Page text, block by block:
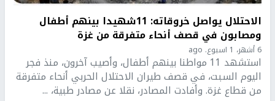
الاحتلال يواصل خروقاته: 11شهيدا بينهم أطفال
ومصابون في قصف أنحاء متفرقة من غزة
6 أشهر، 1 اسبوع. ago
استشهد 11 مواطنا بينهم أطفال، وأصيب آخرون، منذ فجر
اليوم السبت، في قصف طيران الاحتلال الحربي أنحاء متفرقة
من قطاع غزة. وأفادت المصادر، نقلا عن مصادر طبية، ...